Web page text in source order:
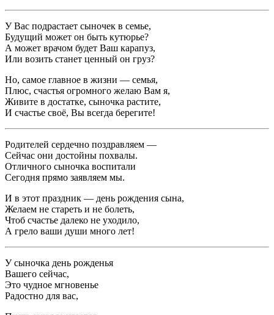
У Вас подрастает сыночек в семье,
Будущий может он быть кутюрье?
А может врачом будет Ваш карапуз,
Или возить станет ценный он груз?
Но, самое главное в жизни — семья,
Плюс, счастья огромного желаю Вам я,
Живите в достатке, сыночка растите,
И счастье своё, Вы всегда берегите!
Родителей сердечно поздравляем —
Сейчас они достойны похвалы.
Отличного сыночка воспитали
Сегодня прямо заявляем мы.
И в этот праздник — день рождения сына,
Желаем не стареть и не болеть,
Чтоб счастье далеко не уходило,
А грело ваши души много лет!
У сыночка день рожденья
Вашего сейчас,
Это чудное мгновенье
Радостно для вас,